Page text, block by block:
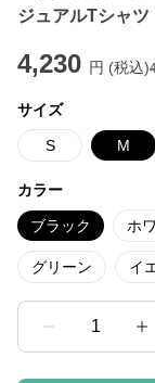
ジュアルTシャツ
4,230 円 (税込)
サイズ
S M
カラー
ブラック ホ
グリーン イ
1